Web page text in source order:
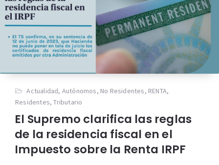
Actualidad, Autónomos, No Residentes, RENTA,
Residentes,Tributario
El Supremo clarifica las reglas
de la residencia fiscal en el
Impuesto sobre la Renta IRPF